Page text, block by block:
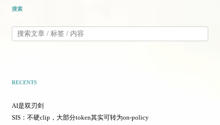
搜索
RECENTS
AI是双刃剑
SIS：不硬clip，大部分token其实可转为on-policy